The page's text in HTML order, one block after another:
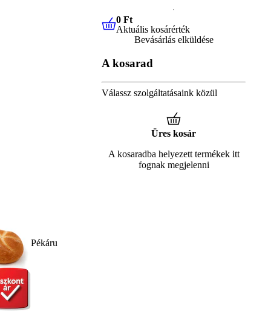
Pékáru
0 FtAktuális kosárérték
0 Ft
Aktuális kosárérték
Bevásárlás elküldése
A kosarad
Válassz szolgáltatásaink közül
Üres kosár
A kosaradba helyezett termékek itt
fognak megjelenni